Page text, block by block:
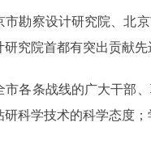
勘察设计研究院、北
究院首都有突出贡献先
各条战线的广大干部
科学技术的科学态度